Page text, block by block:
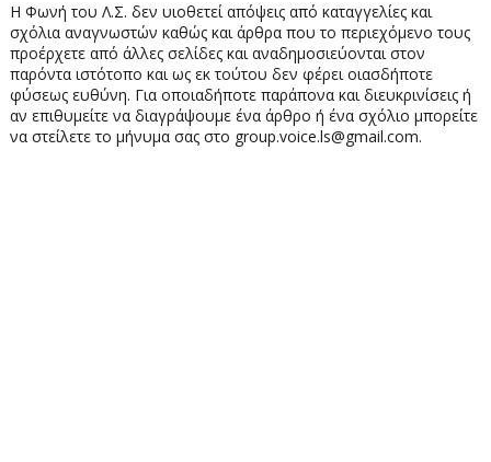
Η Φωνή του Λ.Σ. δεν υιοθετεί απόψεις από καταγγελίες και
σχόλια αναγνωστών καθώς και άρθρα που το περιεχόμενο τους
προέρχετε από άλλες σελίδες και αναδημοσιεύονται στον
παρόντα ιστότοπο και ως εκ τούτου δεν φέρει οιασδήποτε
φύσεως ευθύνη. Για οποιαδήποτε παράπονα και διευκρινίσεις ή
αν επιθυμείτε να διαγράψουμε ένα άρθρο ή ένα σχόλιο μπορείτε
να στείλετε το μήνυμα σας στο group.voice.ls@gmail.com.